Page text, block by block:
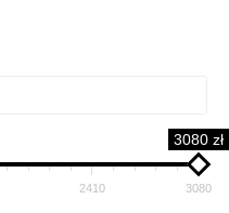
3080 zł
2410 3080